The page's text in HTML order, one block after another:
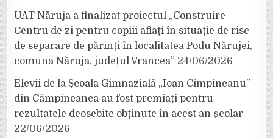
UAT Năruja a finalizat proiectul „Construire
Centru de zi pentru copiii aflați în situație de risc
de separare de părinți în localitatea Podu Nărujei,
comuna Năruja, județul Vrancea” 24/06/2026
Elevii de la Școala Gimnazială „Ioan Cîmpineanu”
din Câmpineanca au fost premiați pentru
rezultatele deosebite obținute în acest an școlar
22/06/2026